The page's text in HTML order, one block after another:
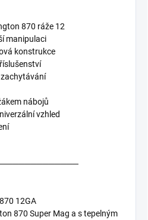
870 ráže 12
manipulaci
konstrukce
nábojů
vzhled
12GA
870 Super Mag a s tepelným